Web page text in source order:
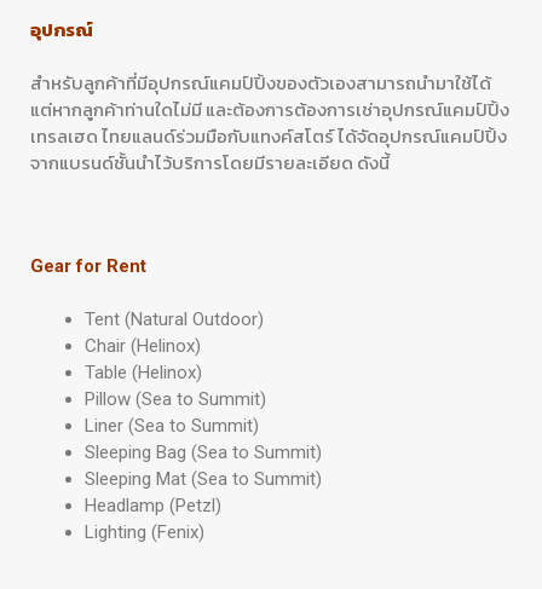
อุปกรณ์
สำหรับลูกค้าที่มีอุปกรณ์แคมป์ปิ้งของตัวเองสามารถนำมาใช้ได้
แต่หากลูกค้าท่านใดไม่มี และต้องการต้องการเช่าอุปกรณ์แคมป์ปิ้ง
เทรลเฮด ไทยแลนด์ร่วมมือกับแทงค์สโตร์ ได้จัดอุปกรณ์แคมป์ปิ้ง
จากแบรนด์ชั้นนำไว้บริการโดยมีรายละเอียด ดังนี้
Gear for Rent
Tent (Natural Outdoor)
Chair (Helinox)
Table (Helinox)
Pillow (Sea to Summit)
Liner (Sea to Summit)
Sleeping Bag (Sea to Summit)
Sleeping Mat (Sea to Summit)
Headlamp (Petzl)
Lighting (Fenix)